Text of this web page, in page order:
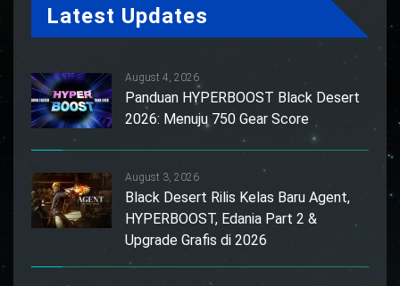
Latest Updates
August 4, 2026
Panduan HYPERBOOST Black Desert
2026: Menuju 750 Gear Score
August 3, 2026
Black Desert Rilis Kelas Baru Agent,
HYPERBOOST, Edania Part 2 &
Upgrade Grafis di 2026